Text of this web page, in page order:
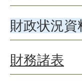
財政状況資
財務諸表